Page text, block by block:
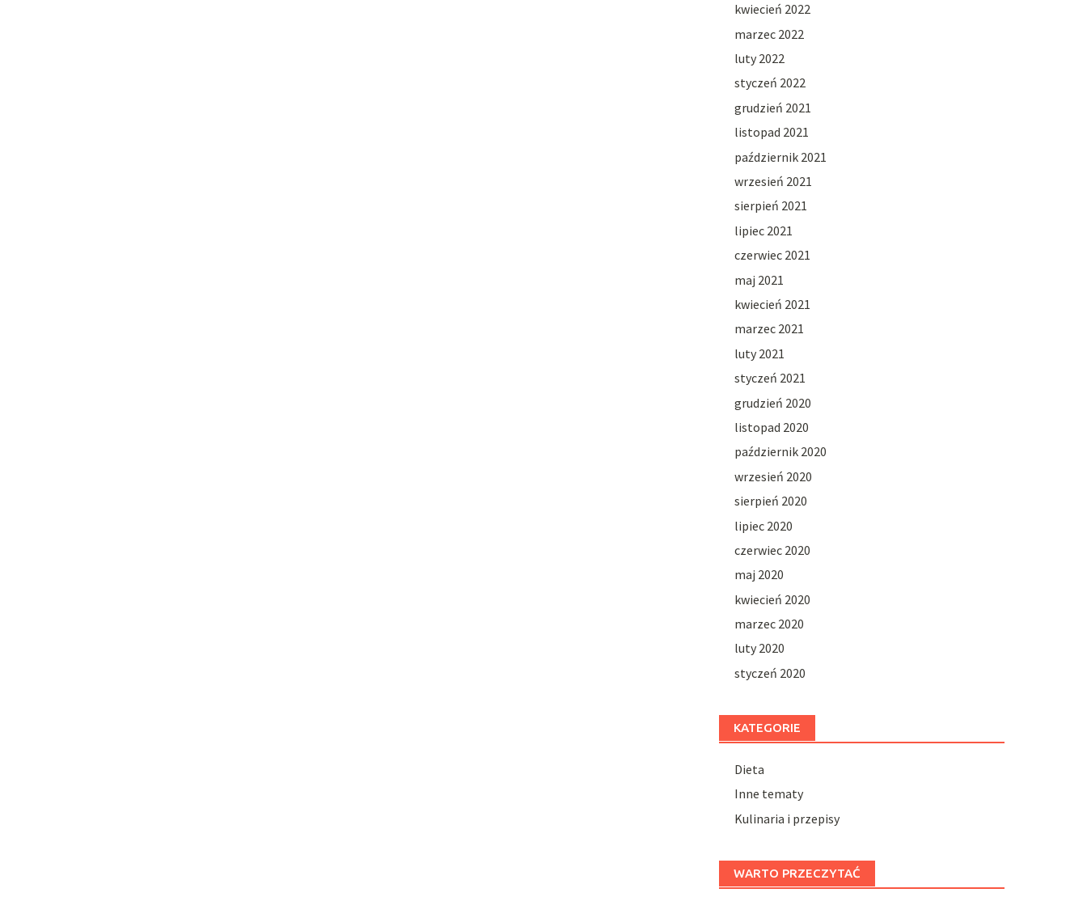
kwiecień 2022
marzec 2022
luty 2022
styczeń 2022
grudzień 2021
listopad 2021
październik 2021
wrzesień 2021
sierpień 2021
lipiec 2021
czerwiec 2021
maj 2021
kwiecień 2021
marzec 2021
luty 2021
styczeń 2021
grudzień 2020
listopad 2020
październik 2020
wrzesień 2020
sierpień 2020
lipiec 2020
czerwiec 2020
maj 2020
kwiecień 2020
marzec 2020
luty 2020
styczeń 2020
KATEGORIE
Dieta
Inne tematy
Kulinaria i przepisy
WARTO PRZECZYTAĆ